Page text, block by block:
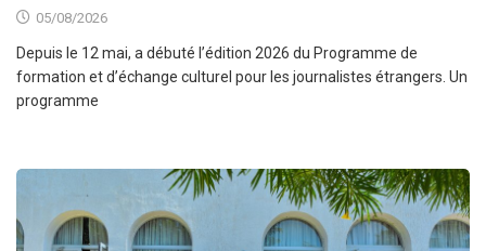
05/08/2026
Depuis le 12 mai, a débuté l’édition 2026 du Programme de
formation et d’échange culturel pour les journalistes étrangers. Un
programme